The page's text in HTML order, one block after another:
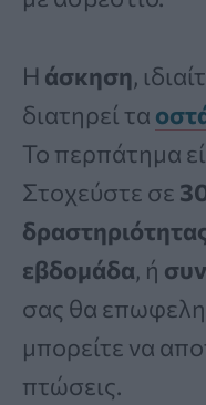
Η άσκηση,
διατηρεί τα
Το περπάτημα
Στοχεύστε σε
εβδομάδα, ή
σας θα
μπορείτε να
πτώσεις.